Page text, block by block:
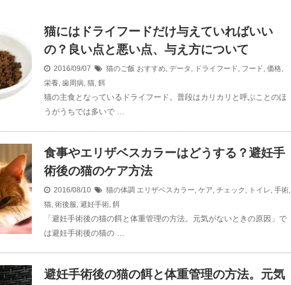
猫にはドライフードだけ与えていればいい
の？良い点と悪い点、与え方について
2016/09/07 猫のご飯 おすすめ, データ , ドライフード, フード, 価格,
栄養, 歯周病, 猫, 餌
猫の主食となっているドライフード。普段はカリカリと呼ぶことのほ
うがうちでは多いで …
食事やエリザベスカラーはどうする？避妊手
術後の猫のケア方法
2016/08/10 猫の体調 エリザベスカラー, ケア, チェック , トイレ, 手術,
猫, 術後服, 避妊手術, 餌
「避妊手術後の猫の餌と体重管理の方法。元気がないときの原因」で
は避妊手術後の猫の …
避妊手術後の猫の餌と体重管理の方法。元気